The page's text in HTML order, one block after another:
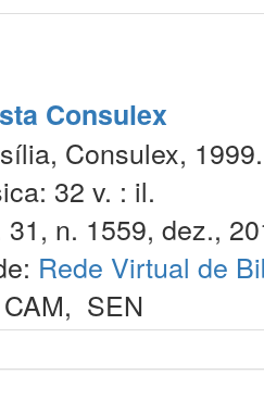
Consulex
Consulex, 1999.
32 v. : il.
n. 1559, dez.,
Rede Virtual de
CAM, SEN